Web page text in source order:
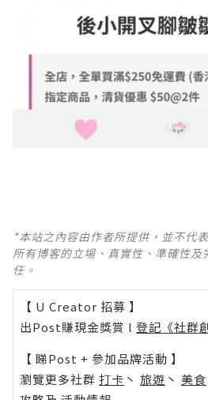
*本站之內容由作者所提供，並不代
所有博客的立場、真實性、準確性
任。
【 U Creator 招募 】
出Post賺現金獎賞 l 登記《社群
【 睇Post + 參加品牌活動 】
瀏覽更多社群 打卡 丶 旅遊 丶 美食